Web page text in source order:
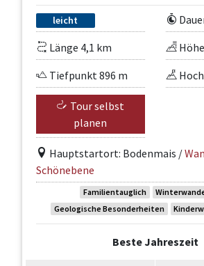
leicht
Länge 4,1 km
Tiefpunkt 896 m
Tour selbst
planen
Hauptstartort: Bodenmais /
Schönebene
Familientauglich
Geologische Besonderheiten
Beste Jahreszeit